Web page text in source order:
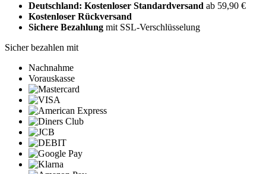
Deutschland: Kostenloser Standardversand ab 59,90 €
Kostenloser Rückversand
Sichere Bezahlung mit SSL-Verschlüsselung
Sicher bezahlen mit
Nachnahme
Vorauskasse